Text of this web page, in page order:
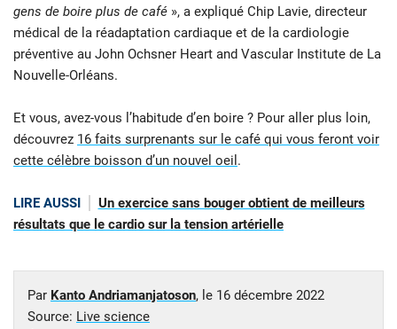
gens de boire plus de café », a expliqué Chip Lavie, directeur
médical de la réadaptation cardiaque et de la cardiologie
préventive au John Ochsner Heart and Vascular Institute de La
Nouvelle-Orléans.
Et vous, avez-vous l’habitude d’en boire ? Pour aller plus loin,
découvrez 16 faits surprenants sur le café qui vous feront voir
cette célèbre boisson d’un nouvel oeil .
LIRE AUSSI
Un exercice sans bouger obtient de meilleurs
résultats que le cardio sur la tension artérielle
Par Kanto Andriamanjatoson, le 16 décembre 2022
Source: Live science